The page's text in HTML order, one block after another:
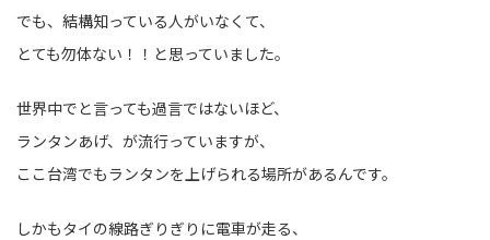
でも、結構知っている人がいなくて、
とても勿体ない！！と思っていました。
世界中でと言っても過言ではないほど、
ランタンあげ、が流行っていますが、
ここ台湾でもランタンを上げられる場所があるんです。
しかもタイの線路ぎりぎりに電車が走る、